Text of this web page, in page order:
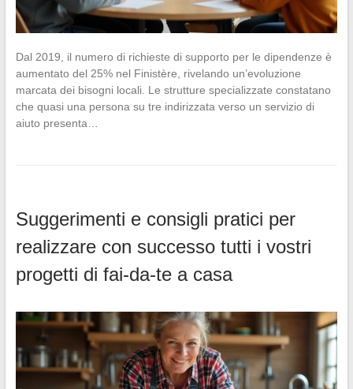
Dal 2019, il numero di richieste di supporto per le dipendenze è
aumentato del 25% nel Finistère, rivelando un’evoluzione
marcata dei bisogni locali. Le strutture specializzate constatano
che quasi una persona su tre indirizzata verso un servizio di
aiuto presenta…
Suggerimenti e consigli pratici per
realizzare con successo tutti i vostri
progetti di fai-da-te a casa